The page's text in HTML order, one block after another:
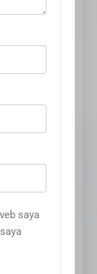
saya